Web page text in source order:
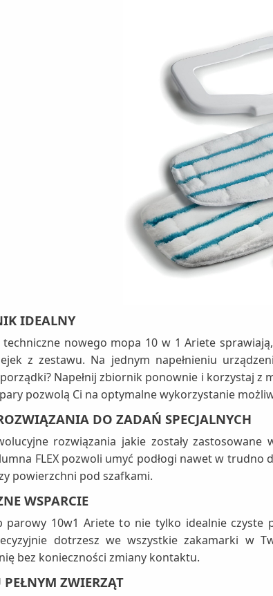
IDEALNY
nowego mopa 10 w 1 Ariete
z zestawu. Na jednym napełnieniu
Napełnij zbiornik ponownie i korzystaj z
pozwolą Ci na optymalne wykorzystanie
DO ZADAŃ SPECJALNYCH
rozwiązania jakie zostały
FLEX pozwoli umyć podłogi nawet w
powierzchni pod szafkami.
WSPARCIE
parowy 10w1 Ariete to nie tylko idealnie czyste
dotrzesz we wszystkie zakamarki w
bez konieczności zmiany kontaktu.
ZWIERZĄT